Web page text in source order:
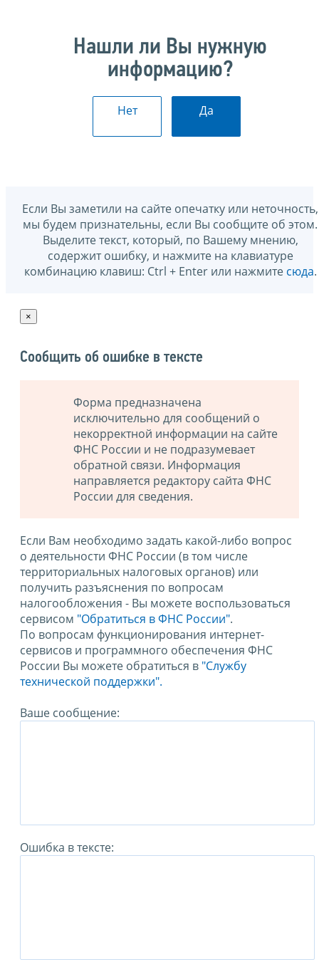
Нашли ли Вы нужную
информацию?
Нет Да
Если Вы заметили на сайте опечатку или неточность,
мы будем признательны, если Вы сообщите об этом.
Выделите текст, который, по Вашему мнению,
содержит ошибку, и нажмите на клавиатуре
комбинацию клавиш: Ctrl + Enter или нажмите сюда.
×
Сообщить об ошибке в тексте
Форма предназначена
исключительно для сообщений о
некорректной информации на сайте
ФНС России и не подразумевает
обратной связи. Информация
направляется редактору сайта ФНС
России для сведения.
Если Вам необходимо задать какой-либо вопрос
о деятельности ФНС России (в том числе
территориальных налоговых органов) или
получить разъяснения по вопросам
налогообложения - Вы можете воспользоваться
сервисом "Обратиться в ФНС России".
По вопросам функционирования интернет-
сервисов и программного обеспечения ФНС
России Вы можете обратиться в "Службу
технической поддержки".
Ваше сообщение:
Ошибка в тексте: